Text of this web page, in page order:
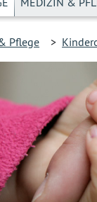
Pflege >